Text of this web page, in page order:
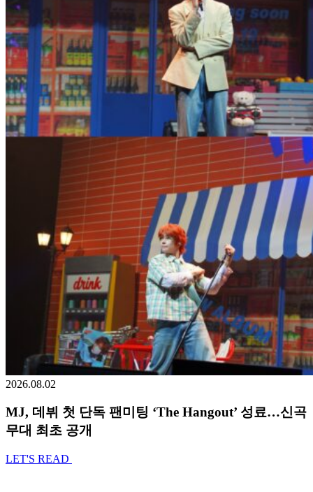
2026.08.02
MJ, 데뷔 첫 단독 팬미팅 ‘The Hangout’ 성료…신곡
무대 최초 공개
LET'S READ